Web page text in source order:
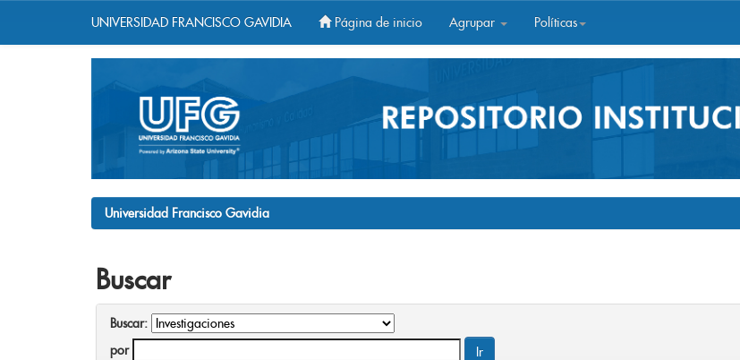
UNIVERSIDAD FRANCISCO GAVIDIA Página de inicio Agrupar Políticas
Universidad Francisco Gavidia
Buscar
Buscar:
por